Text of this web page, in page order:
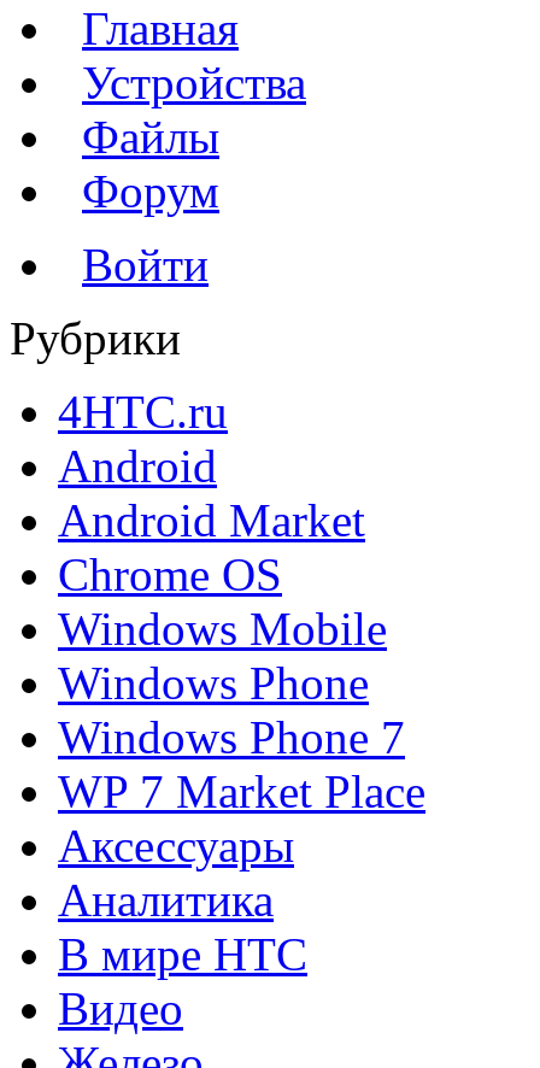
Главная
Устройства
Файлы
Форум
Войти
Рубрики
4HTC.ru
Android
Android Market
Chrome OS
Windows Mobile
Windows Phone
Windows Phone 7
WP 7 Market Place
Аксессуары
Аналитика
В мире HTC
Видео